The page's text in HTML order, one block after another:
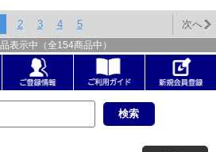
2 3 4 5 次へ
表示中（全154商品中）